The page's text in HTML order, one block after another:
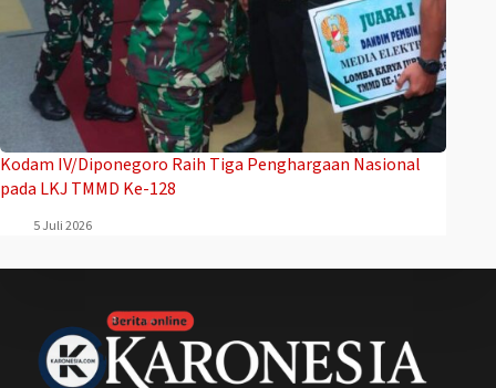
Kodam IV/Diponegoro Raih Tiga Penghargaan Nasional
pada LKJ TMMD Ke-128
5 Juli 2026